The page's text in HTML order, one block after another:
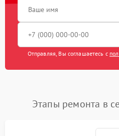
Отправляя, Вы соглашаетесь с
Этапы ремонта в